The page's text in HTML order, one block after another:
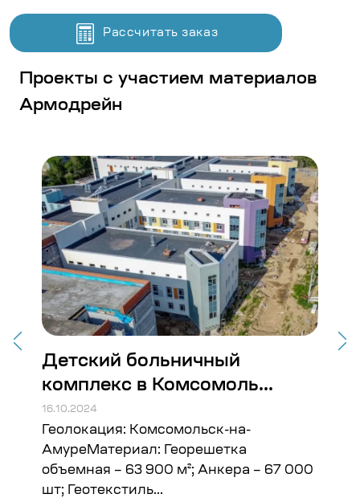
Рассчитать заказ
Проекты с участием материалов
Армодрейн
Детский больничный
комплекс в Комсомоль...
16.10.2024
Геолокация: Комсомольск-на-
АмуреМатериал: Георешетка
объемная – 63 900 м²; Анкера – 67 000
шт; Геотекстиль...